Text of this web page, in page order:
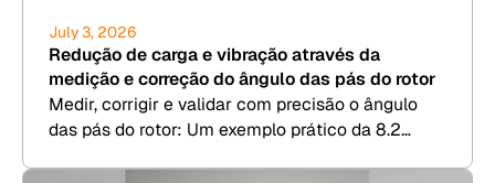
July 3, 2026
Redução de carga e vibração através da
medição e correção do ângulo das pás do rotor
Medir, corrigir e validar com precisão o ângulo
das pás do rotor: Um exemplo prático da 8.2